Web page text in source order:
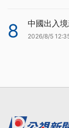
8 中國出入
2026/8/5